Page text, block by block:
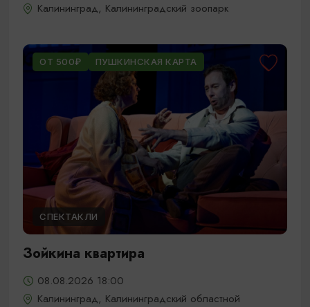
Калининград, Калининградский зоопарк
ОТ 500₽ ПУШКИНСКАЯ КАРТА
СПЕКТАКЛИ
Зойкина квартира
08.08.2026 18:00
Калининград, Калининградский областной